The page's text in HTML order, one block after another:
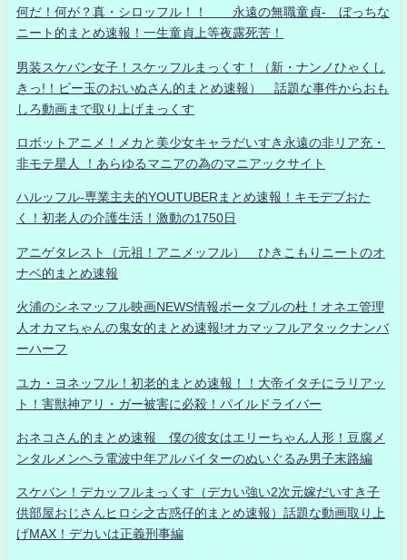
何だ！何が？真・シロッフル！！ 永遠の無職童貞- ぼっちな
ニート的まとめ速報！一生童貞上等夜露死苦！
男装スケバン女子！スケッフルまっくす！（新・ナンノひゃくし
きっ!！ビー玉のおいぬさん的まとめ速報） 話題な事件からおも
しろ動画まで取り上げまっくす
ロボットアニメ！メカと美少女キャラだいすき永遠の非リア充・
非モテ星人 ！あらゆるマニアの為のマニアックサイト
ハルッフル-専業主夫的YOUTUBERまとめ速報！キモデブおた
く！初老人の介護生活！激動の1750日
アニゲタレスト（元祖！アニメッフル） ひきこもりニートのオ
ナベ的まとめ速報
火浦のシネマッフル映画NEWS情報ポータブルの杜！オネエ管理
人オカマちゃんの鬼女的まとめ速報!オカマッフルアタックナンバ
ーハーフ
ユカ・ヨネッフル！初老的まとめ速報！！大帝イタチにラリアッ
ト！害獣神アリ・ガー被害に必殺！パイルドライバー
おネコさん的まとめ速報 僕の彼女はエリーちゃん人形！豆腐メ
ンタルメンヘラ電波中年アルバイターのぬいぐるみ男子末路編
スケバン！デカッフルまっくす（デカい強い2次元嫁だいすき子
供部屋おじさんヒロシ之古惑仔的まとめ速報）話題な動画取り上
げMAX！デカいは正義刑事編